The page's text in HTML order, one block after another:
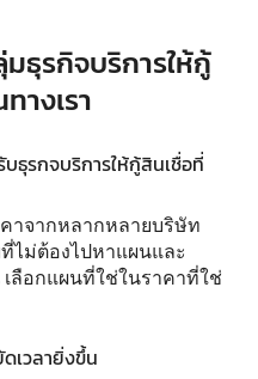
ธุรกิจบริการให้กู้
างเรา
ธุรกจบริการให้กู้สินเชื่อที่
าจากหลากหลายบริษัท
ไม่ต้องไปหาแผนและ
ลือกแผนที่ใช่ในราคาที่ใช่
เวลายิ่งขึ้น